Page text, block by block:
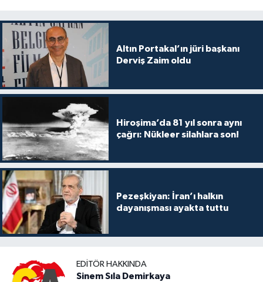
Altın Portakal’ın jüri başkanı
Derviş Zaim oldu
Hiroşima’da 81 yıl sonra aynı
çağrı: Nükleer silahlara son!
Pezeşkiyan: İran’ı halkın
dayanışması ayakta tuttu
EDITÖR HAKKINDA
Sinem Sıla Demirkaya